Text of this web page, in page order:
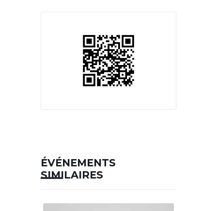
ÉVÉNEMENTS
SIMILAIRES